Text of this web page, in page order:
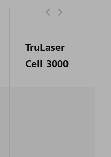
TruLaser
Cell 3000